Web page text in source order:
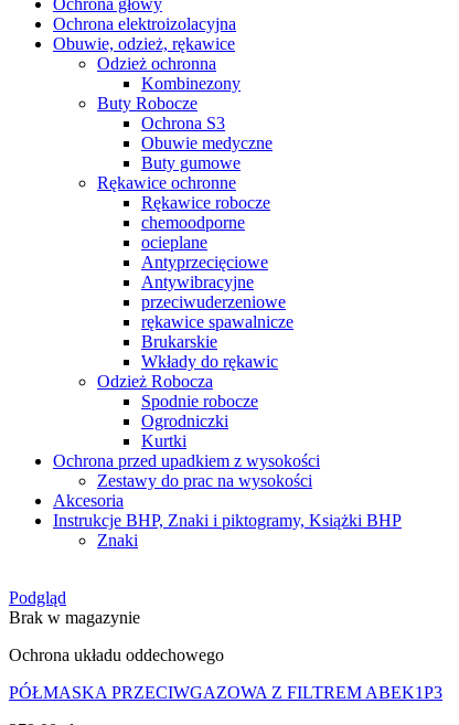
Ochrona elektroizolacyjna
Obuwie, odzież, rękawice
Odzież ochronna
Kombinezony
Buty Robocze
Ochrona S3
Obuwie medyczne
Buty gumowe
Rękawice ochronne
Rękawice robocze
chemoodporne
ocieplane
Antyprzecięciowe
Antywibracyjne
przeciwuderzeniowe
rękawice spawalnicze
Brukarskie
Wkłady do rękawic
Odzież Robocza
Spodnie robocze
Ogrodniczki
Kurtki
Ochrona przed upadkiem z wysokości
Zestawy do prac na wysokości
Akcesoria
Instrukcje BHP, Znaki i piktogramy, Książki BHP
Znaki
Podgląd
Brak w magazynie
Ochrona układu oddechowego
PÓŁMASKA PRZECIWGAZOWA Z FILTREM ABEK1P3